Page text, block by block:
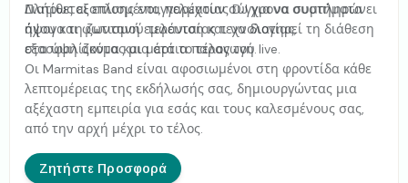
Διατίθεται επίσης επαγγελματίας DJ για να συμπληρώνει
άψογα τη ζωντανή εμφάνιση και να διατηρεί τη διάθεση
στα ύψη ακόμα και μετά το τέλος του live.
Πλήρως εξοπλισμένοι, παρέχουν σύγχρονα συστήματα
ήχου και φωτισμού τελευταίας τεχνολογίας,
εξασφαλίζοντας μια άρτια παραγωγή.
Οι Marmitas Band είναι αφοσιωμένοι στη φροντίδα κάθε
λεπτομέρειας της εκδήλωσής σας, δημιουργώντας μια
αξέχαστη εμπειρία για εσάς και τους καλεσμένους σας,
από την αρχή μέχρι το τέλος.
Ζητήστε Προσφορά